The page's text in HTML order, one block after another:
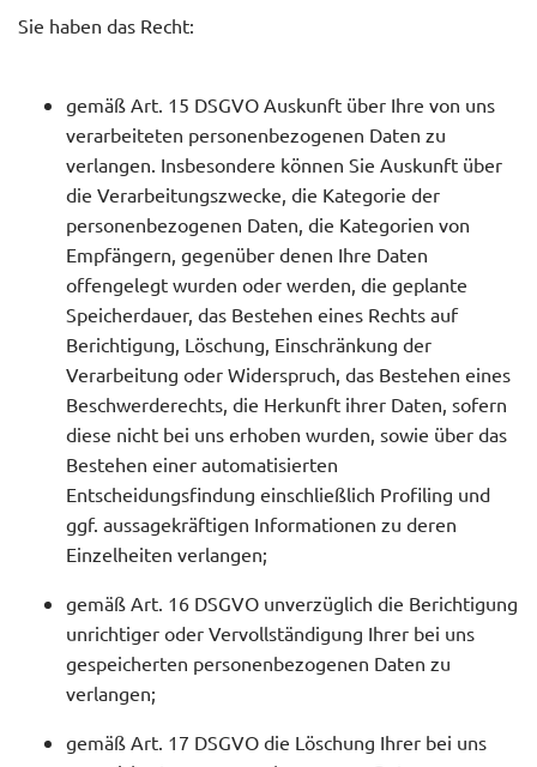
Sie haben das Recht:
gemäß Art. 15 DSGVO Auskunft über Ihre von uns
verarbeiteten personenbezogenen Daten zu
verlangen. Insbesondere können Sie Auskunft über
die Verarbeitungszwecke, die Kategorie der
personenbezogenen Daten, die Kategorien von
Empfängern, gegenüber denen Ihre Daten
offengelegt wurden oder werden, die geplante
Speicherdauer, das Bestehen eines Rechts auf
Berichtigung, Löschung, Einschränkung der
Verarbeitung oder Widerspruch, das Bestehen eines
Beschwerderechts, die Herkunft ihrer Daten, sofern
diese nicht bei uns erhoben wurden, sowie über das
Bestehen einer automatisierten
Entscheidungsfindung einschließlich Profiling und
ggf. aussagekräftigen Informationen zu deren
Einzelheiten verlangen;
gemäß Art. 16 DSGVO unverzüglich die Berichtigung
unrichtiger oder Vervollständigung Ihrer bei uns
gespeicherten personenbezogenen Daten zu
verlangen;
gemäß Art. 17 DSGVO die Löschung Ihrer bei uns